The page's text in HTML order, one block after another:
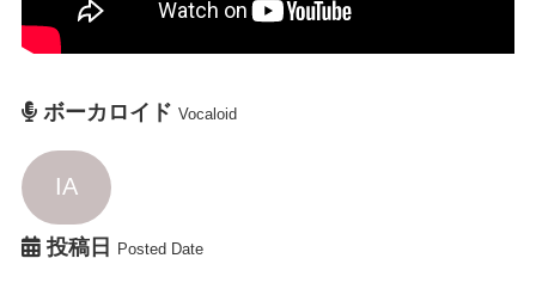
ボーカロイド Vocaloid
IA
投稿日 Posted Date